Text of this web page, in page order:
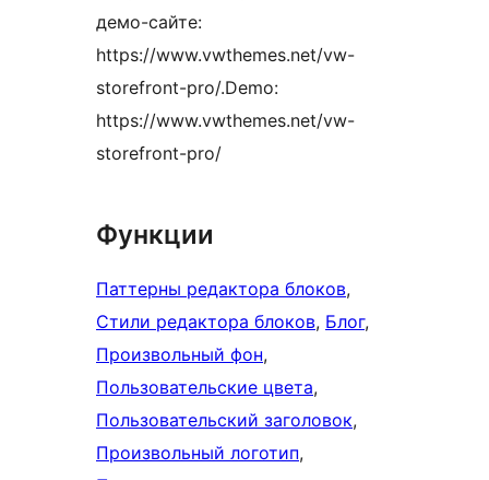
демо-сайте:
https://www.vwthemes.net/vw-
storefront-pro/.Demo:
https://www.vwthemes.net/vw-
storefront-pro/
Функции
Паттерны редактора блоков
Стили редактора блоков, Блог
Произвольный фон
Пользовательские цвета
Пользовательский заголовок
Произвольный логотип